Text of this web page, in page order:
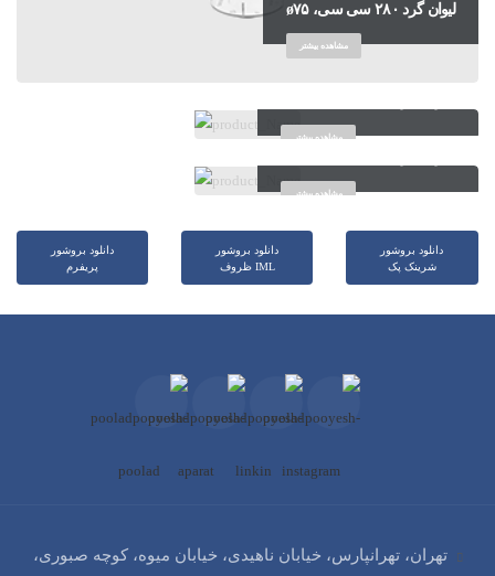
لیوان گرد ۲۸۰ سی سی، ø۷۵
مشاهده بیشتر
مشاهده بیشتر
مشاهده بیشتر
دانلود بروشور
پریفرم
دانلود بروشور
ظروف IML
دانلود بروشور
شرینک پک
تهران، تهرانپارس، خیابان ناهیدی، خیابان میوه، کوچه صبوری،